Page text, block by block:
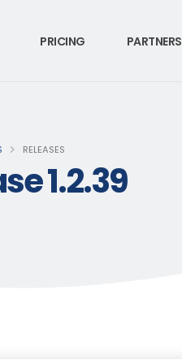
PRICING PARTNERS
RELEASES
1.2.39